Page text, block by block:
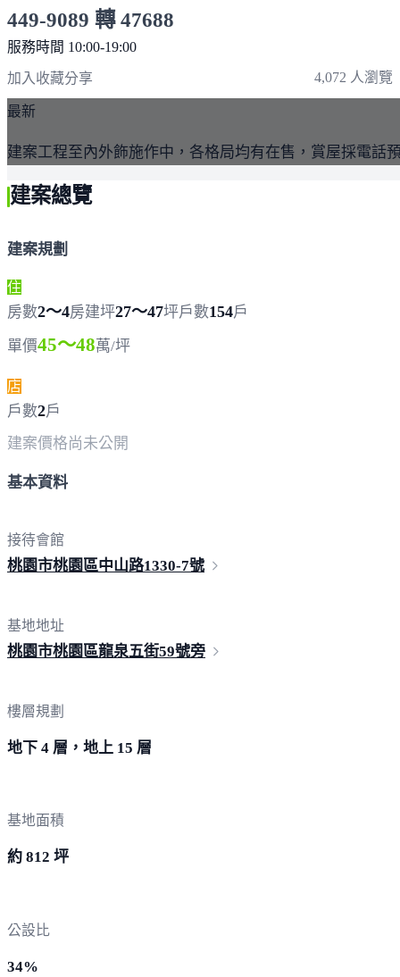
449-9089 轉 47688
服務時間 10:00-19:00
加入收藏分享 4,072 人瀏覽
最新
建案工程至內外飾施作中，各格局均有在售，賞屋採電話
建案總覽
建案規劃
住
房數2～4房建坪27～47坪戶數154戶
單價45～48萬/坪
店
戶數2戶
建案價格尚未公開
基本資料
接待會館
桃園市桃園區中山路1330-7號
基地地址
桃園市桃園區龍泉五街59號旁
樓層規劃
地下 4 層，地上 15 層
基地面積
約 812 坪
公設比
34%